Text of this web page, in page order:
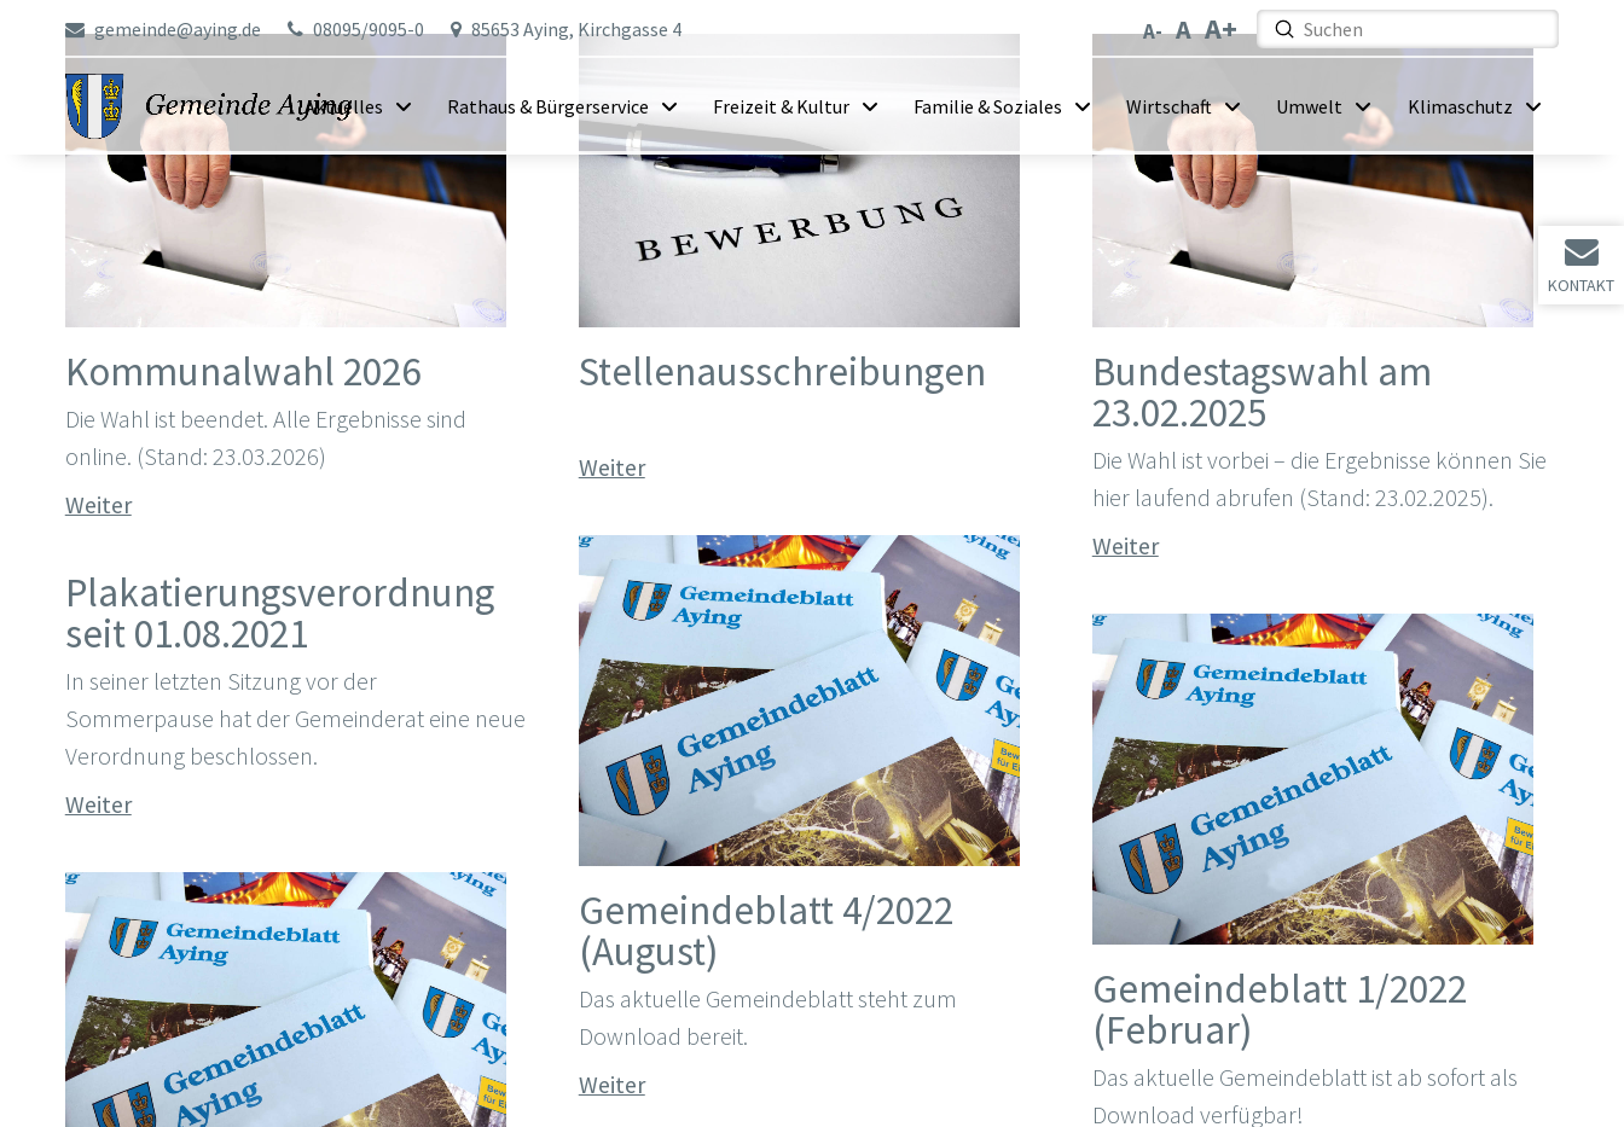
KONTAKT
gemeinde@aying.de 08095/9095-0 85653 Aying, Kirchgasse 4
Search
Submit
Aktuelles Rathaus & Bürgerservice Freizeit & Kultur Familie & Soziales Wirtschaft Umwelt Klimaschutz
Kommunalwahl 2026
Die Wahl ist beendet. Alle Ergebnisse sind
online. (Stand: 23.03.2026)
Weiter
Stellenausschreibungen
Weiter
Bundestagswahl am
23.02.2025
Die Wahl ist vorbei – die Ergebnisse können Sie
hier laufend abrufen (Stand: 23.02.2025).
Weiter
Gemeindeblatt 4/2022
(August)
Das aktuelle Gemeindeblatt steht zum
Download bereit.
Weiter
Plakatierungsverordnung
seit 01.08.2021
In seiner letzten Sitzung vor der
Sommerpause hat der Gemeinderat eine neue
Verordnung beschlossen.
Weiter
Gemeindeblatt 1/2022
(Februar)
Das aktuelle Gemeindeblatt ist ab sofort als
Download verfügbar!